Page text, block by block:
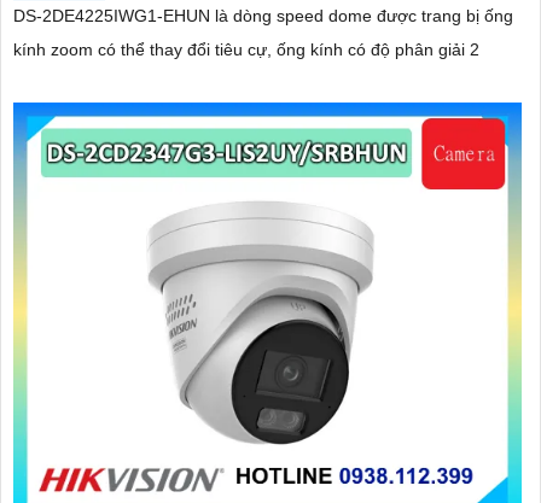
DS-2DE4225IWG1-EHUN là dòng speed dome được trang bị ống
kính zoom có thể thay đổi tiêu cự, ống kính có độ phân giải 2